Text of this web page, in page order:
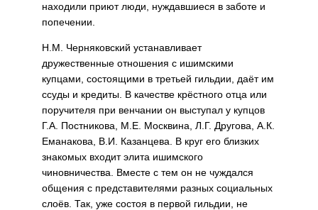
находили приют люди, нуждавши­еся в заботе и
попечении.
Н.М. Черняковский устанавли­вает
дружественные отношения с ишимскими
купцами, состоящими в третьей гильдии, даёт им
ссуды и кредиты. В качестве крёстного отца или
поручителя при венчании он выступал у купцов
Г.А. Постни­кова, М.Е. Москвина, Л.Г. Другова, А.К.
Еманакова, В.И. Казанцева. В круг его близких
знакомых входит элита ишимского
чиновничества. Вместе с тем он не чуждался
обще­ния с представителями разных со­циальных
слоёв. Так, уже состоя в первой гильдии, не